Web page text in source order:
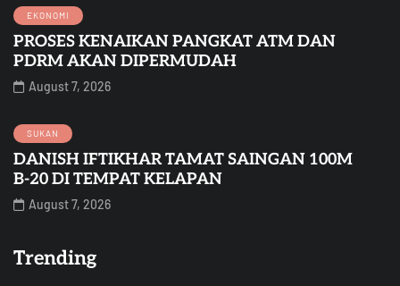
EKONOMI
PROSES KENAIKAN PANGKAT ATM DAN
PDRM AKAN DIPERMUDAH
August 7, 2026
SUKAN
DANISH IFTIKHAR TAMAT SAINGAN 100M
B-20 DI TEMPAT KELAPAN
August 7, 2026
Trending